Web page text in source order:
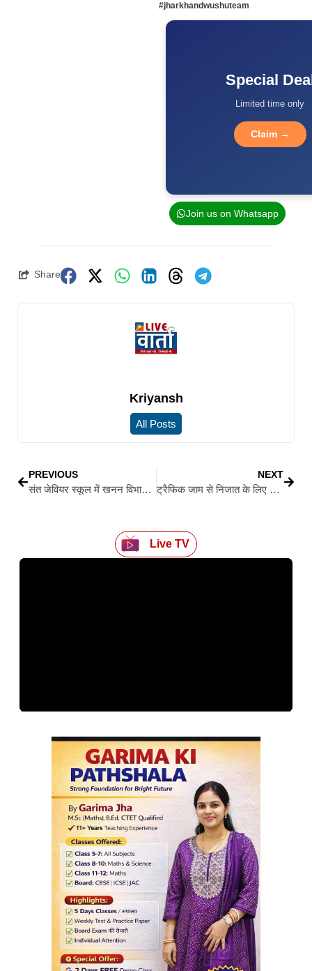
#jharkhandwushuteam
Special
Limited time only
Claim →
Join us on Whatsapp
Share
Kriyansh
All Posts
PREVIOUS
संत जेवियर स्कूल में खनन विभाग का छापा, 44 हजार सीएफटी बालू और 1800 सीएफटी गिट्टी जब्त
NEXT
ट्रैफिक जाम से निजात के लिए पुलिस ने कसी कमर, अब नो पार्किंग में खड़ी गाड़ियों को किया जाएगा टो
Live TV